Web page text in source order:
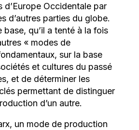
d’Europe Occidentale par
d’autres parties du globe.
base, qu’il a tenté à la fois
« modes de
sur la base
et cultures du passé
et de déterminer les
permettant de distinguer
d’un autre.
un mode de production